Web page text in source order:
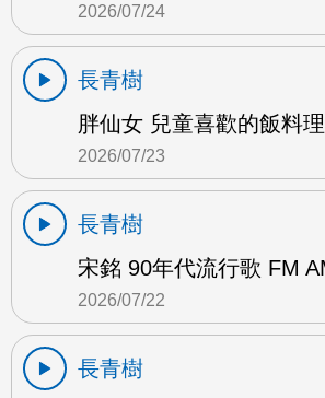
2026/07/24
長青樹
胖仙女 兒童喜歡的飯料
2026/07/23
長青樹
宋銘 90年代流行歌 FM
2026/07/22
長青樹